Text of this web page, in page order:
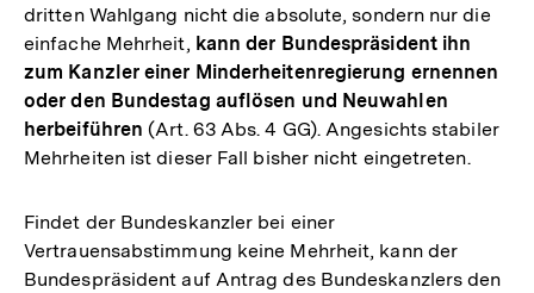
dritten Wahlgang nicht die absolute, sondern nur die
einfache Mehrheit, kann der Bundespräsident ihn
zum Kanzler einer Minderheitenregierung ernennen
oder den Bundestag auflösen und Neuwahlen
herbeiführen (Art. 63 Abs. 4 GG). Angesichts stabiler
Mehrheiten ist dieser Fall bisher nicht eingetreten.
Findet der Bundeskanzler bei einer
Vertrauensabstimmung keine Mehrheit, kann der
Bundespräsident auf Antrag des Bundeskanzlers den